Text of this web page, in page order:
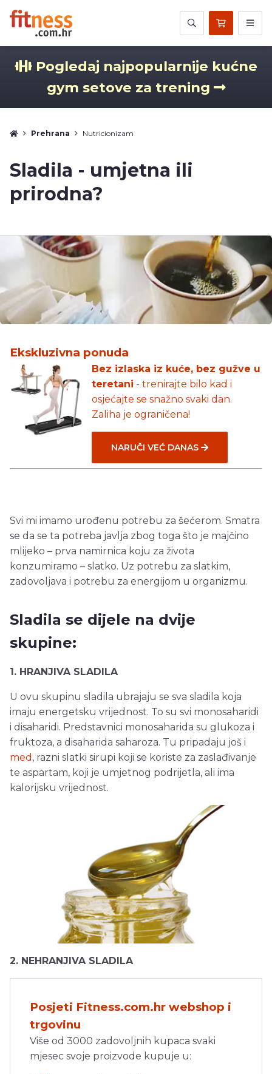
Pogledaj najpopularnije kućne
gym setove za trening
Prehrana Nutricionizam
Sladila - umjetna ili
prirodna?
Ekskluzivna ponuda
Bez izlaska iz kuće, bez gužve u
teretani - trenirajte bilo kad i
osjećajte se snažno svaki dan.
Zaliha je ograničena!
NARUČI VEĆ DANAS
Svi mi imamo urođenu potrebu za šećerom. Smatra
se da se ta potreba javlja zbog toga što je majčino
mlijeko – prva namirnica koju za života
konzumiramo – slatko. Uz potrebu za slatkim,
zadovoljava i potrebu za energijom u organizmu.
Sladila se dijele na dvije
skupine:
1. HRANJIVA SLADILA
U ovu skupinu sladila ubrajaju se sva sladila koja
imaju energetsku vrijednost. To su svi monosaharidi
i disaharidi. Predstavnici monosaharida su glukoza i
fruktoza, a disaharida saharoza. Tu pripadaju još i
med , razni slatki sirupi koji se koriste za zaslađivanje
te aspartam, koji je umjetnog podrijetla, ali ima
kalorijsku vrijednost.
2. NEHRANJIVA SLADILA
Posjeti Fitness.com.hr webshop i
trgovinu
Više od 3000 zadovoljnih kupaca svaki
mjesec svoje proizvode kupuje u: